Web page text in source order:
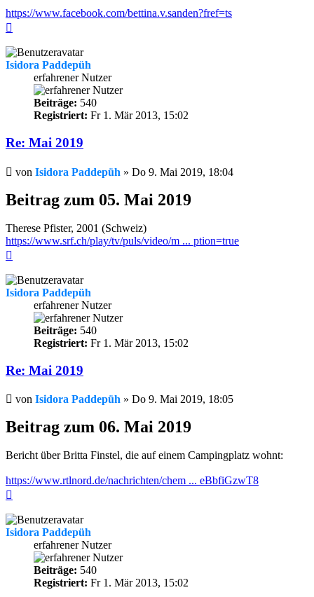
https://www.facebook.com/bettina.v.sanden?fref=ts
Isidora Paddepüh
erfahrener Nutzer
Beiträge: 540
Registriert: Fr 1. Mär 2013, 15:02
Re: Mai 2019
Beitrag
von Isidora Paddepüh » Do 9. Mai 2019, 18:04
Beitrag zum 05. Mai 2019
Therese Pfister, 2001 (Schweiz)
https://www.srf.ch/play/tv/puls/video/m ... ption=true
Isidora Paddepüh
erfahrener Nutzer
Beiträge: 540
Registriert: Fr 1. Mär 2013, 15:02
Re: Mai 2019
Beitrag
von Isidora Paddepüh » Do 9. Mai 2019, 18:05
Beitrag zum 06. Mai 2019
Bericht über Britta Finstel, die auf einem Campingplatz wohnt:
https://www.rtlnord.de/nachrichten/chem ... eBbfiGzwT8
Isidora Paddepüh
erfahrener Nutzer
Beiträge: 540
Registriert: Fr 1. Mär 2013, 15:02